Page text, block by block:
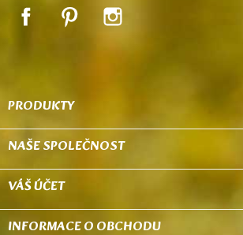
FacebookPinterest
PRODUKTY
NAŠE SPOLEČNOST
VÁŠ ÚČET
INFORMACE O OBCHODU